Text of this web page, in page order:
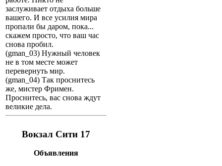
заслуживает отдыха больше
вашего. И все усилия мира
пропали бы даром, пока...
скажем просто, что ваш час
снова пробил.
(gman_03) Нужный человек
не в том месте может
перевернуть мир.
(gman_04) Так проснитесь
же, мистер Фримен.
Проснитесь, вас снова ждут
великие дела.
Вокзал Сити 17
Объявления